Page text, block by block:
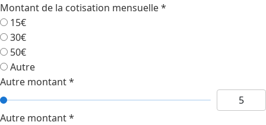
Montant de la cotisation mensuelle*
15€
30€
50€
Autre
Autre montant*
Autre montant*